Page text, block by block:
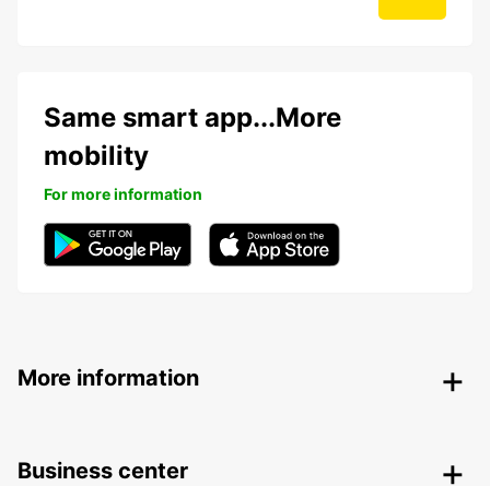
Same smart app...More
mobility
For more information
More information
Business center